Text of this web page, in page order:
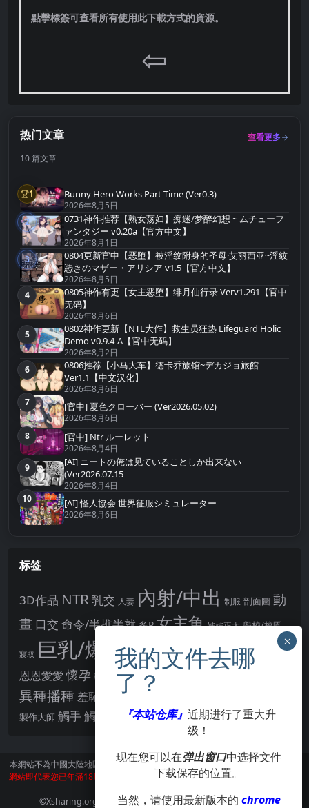
點擊標簽可查看所有使用此下載方式的資源。
⇦
热门文章
查看更多
10 篇文章
第1名
1 Bunny Hero Works Part-Time (Ver0.3)
2026年8月5日
第2名
2
0731神作推荐【熟女荡妇】痴迷/梦醉幻想 ~ ムチューフ
ァンタジー v0.20a【官方中文】
2026年8月1日
第3名
3
0804更新官中【恶堕】被淫纹附身的圣母·艾丽西亚~淫紋
憑きのマザー・アリシア v1.5【官方中文】
2026年8月5日
第4名
4
0805神作有更【女主恶堕】绯月仙行录 Verv1.291【官中
无码】
2026年8月6日
第5名
5
0802神作更新【NTL大作】救生员狂热 Lifeguard Holic
Demo v0.9.4-A【官中无码】
2026年8月2日
第6名
6
0806推荐【小马大车】德卡乔旅馆~デカジョ旅館
Ver1.1【中文汉化】
2026年8月6日
第7名
7 [官中] 夏色クローバー (Ver2026.05.02)
2026年8月6日
第8名
8 [官中] Ntr ルーレット
2026年8月4日
第9名
9
[AI] ニートの俺は见ていることしか出来ない
(Ver2026.07.15
2026年8月4日
第10名
10 [AI] 怪人協会 世界征服シミュレーター
2026年8月6日
标签
3D作品 NTR乳交 人妻 內射/中出 制服 剖面圖 動
畫 口交 命令/半推半就 多P 女主角 姊姊正太 學校/校園
寢取 巨乳/爆乳幻想 強制你播種 強制播種
恩恩愛愛 懷孕 戰鬥H 拘束 教育 男主角
異種播種 羞恥/恥辱 羞辱
製作大師 觸手 觸摸 賣春/援交 輪流播種 酪梨 阿黑顏 露出 點陣圖
本網站不為中國大陸地區的用戶提供服務。訪問本網站請遵守當地法律。訪問本
網站即代表您已年滿18周歲。本站所有作品版權歸著作人所有，僅供學習交流使
©Xsharing.org CopyRight 1999-2024 . All Rights Reserved.
『本站仓库』 近期进行了重大升
级！
现在您可以在弹出窗口中选择文件
下载保存的位置。
当然，请使用最新版本的 chrome